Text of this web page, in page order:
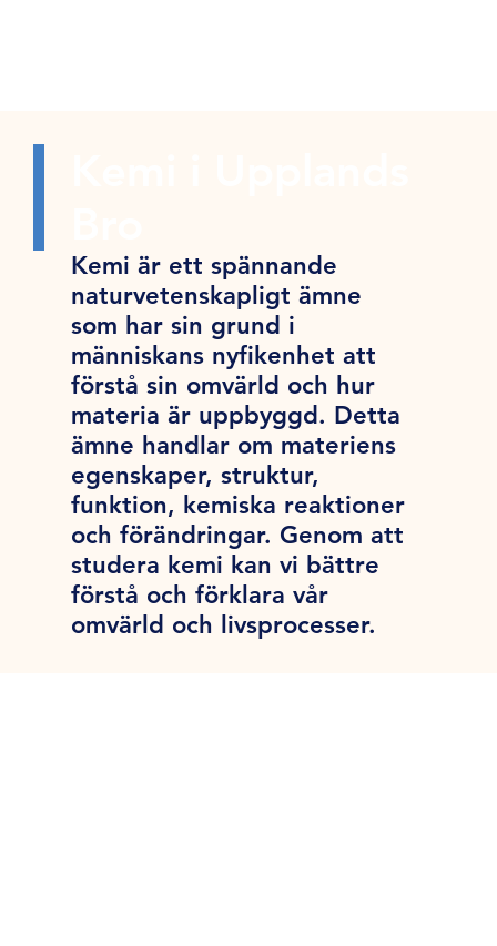
Kemi är ett spännande
naturvetenskapligt ämne
som har sin grund i
människans nyfikenhet att
förstå sin omvärld och hur
materia är uppbyggd. Detta
ämne handlar om materiens
egenskaper, struktur,
funktion, kemiska reaktioner
och förändringar. Genom att
studera kemi kan vi bättre
förstå och förklara vår
omvärld och livsprocesser.